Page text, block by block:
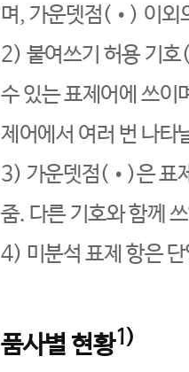
며, 가운뎃점(•) 이외
2) 붙여쓰기 허용 기호
수 있는 표제어에 쓰이
제어에서 여러 번 나타
3) 가운뎃점(•)은 표
줌. 다른 기호와 함께
4) 미분석 표제 항은
품사별 현황1)